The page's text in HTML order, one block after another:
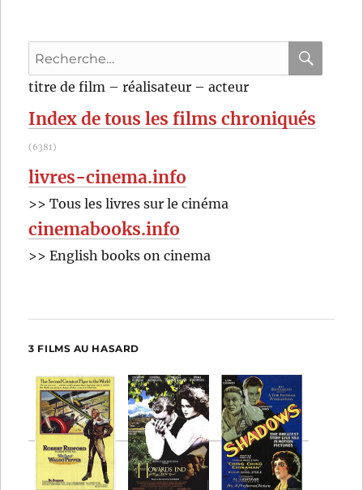
Recherche
pour
titre de film – réalisateur – acteur
Index de tous les films chroniqués
(6381)
livres-cinema.info
>> Tous les livres sur le cinéma
cinemabooks.info
>> English books on cinema
3 FILMS AU HASARD